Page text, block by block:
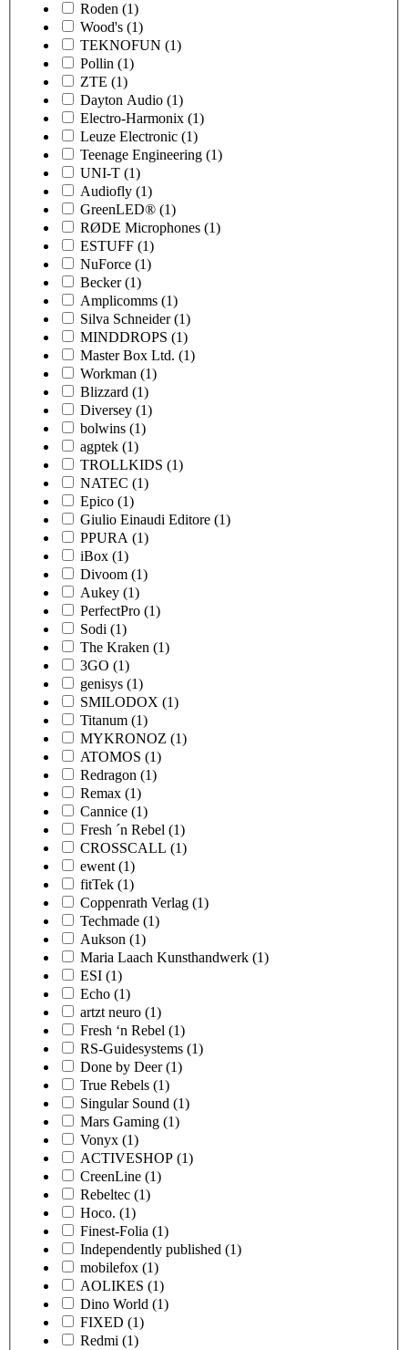
Roden (1)
Wood's (1)
TEKNOFUN (1)
Pollin (1)
ZTE (1)
Dayton Audio (1)
Electro-Harmonix (1)
Leuze Electronic (1)
Teenage Engineering (1)
UNI-T (1)
Audiofly (1)
GreenLED® (1)
RØDE Microphones (1)
ESTUFF (1)
NuForce (1)
Becker (1)
Amplicomms (1)
Silva Schneider (1)
MINDDROPS (1)
Master Box Ltd. (1)
Workman (1)
Blizzard (1)
Diversey (1)
bolwins (1)
agptek (1)
TROLLKIDS (1)
NATEC (1)
Epico (1)
Giulio Einaudi Editore (1)
PPURA (1)
iBox (1)
Divoom (1)
Aukey (1)
PerfectPro (1)
Sodi (1)
The Kraken (1)
3GO (1)
genisys (1)
SMILODOX (1)
Titanum (1)
MYKRONOZ (1)
ATOMOS (1)
Redragon (1)
Remax (1)
Cannice (1)
Fresh ´n Rebel (1)
CROSSCALL (1)
ewent (1)
fitTek (1)
Coppenrath Verlag (1)
Techmade (1)
Aukson (1)
Maria Laach Kunsthandwerk (1)
ESI (1)
Echo (1)
artzt neuro (1)
Fresh ‘n Rebel (1)
RS-Guidesystems (1)
Done by Deer (1)
True Rebels (1)
Singular Sound (1)
Mars Gaming (1)
Vonyx (1)
ACTIVESHOP (1)
CreenLine (1)
Rebeltec (1)
Hoco. (1)
Finest-Folia (1)
Independently published (1)
mobilefox (1)
AOLIKES (1)
Dino World (1)
FIXED (1)
Redmi (1)